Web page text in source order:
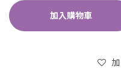
加入購物車